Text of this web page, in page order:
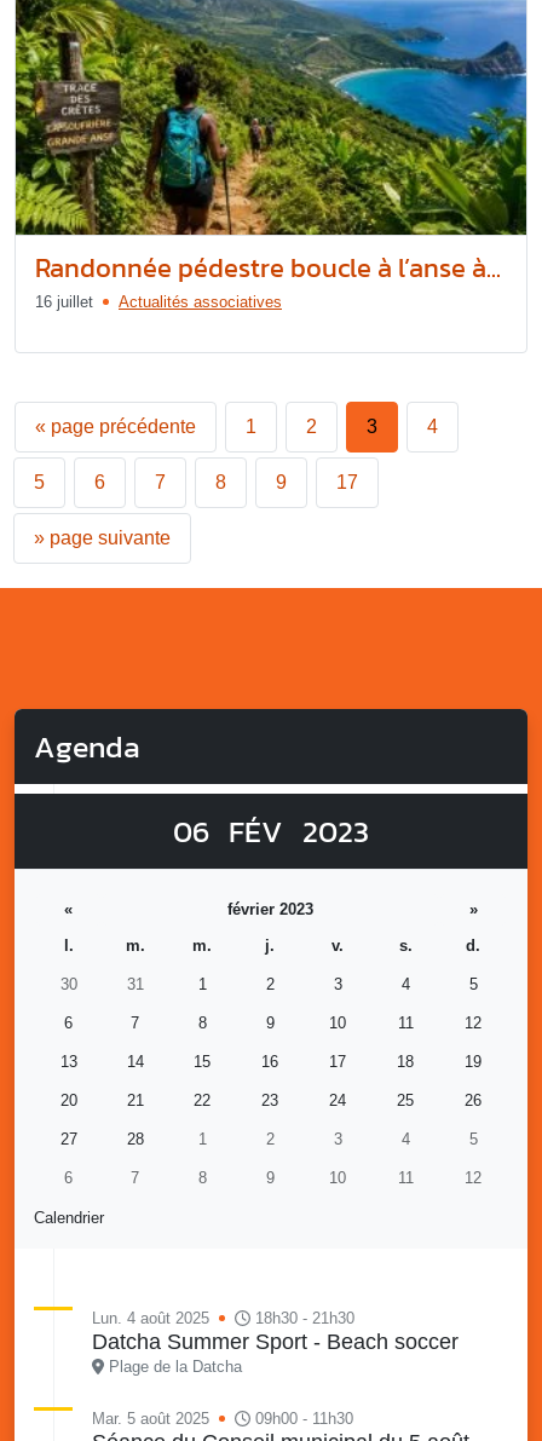
Randonnée pédestre boucle à l’anse à...
16 juillet Actualités associatives
« page précédente 1 2 3 4
5 6 7 8 9 17
» page suivante
Agenda
06 FÉV 2023
Calendrier
« février 2023
»
l.
m. m. j. v. s. d.
30 31 1 2 3 4 5
6 7 8 9 10 11 12
13 14 15 16 17 18 19
20 21 22 23 24 25 26
27 28 1 2 3 4 5
6 7 8 9 10 11 12
Lun. 4 août 2025 18h30 - 21h30
Datcha Summer Sport - Beach soccer
Plage de la Datcha
Mar. 5 août 2025 09h00 - 11h30